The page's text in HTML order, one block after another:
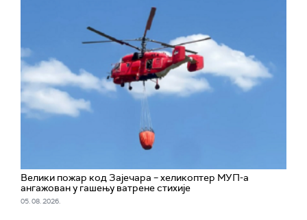
Велики пожар код Зајечара – хеликоптер МУП-а
ангажован у гашењу ватрене стихије
05. 08. 2026.